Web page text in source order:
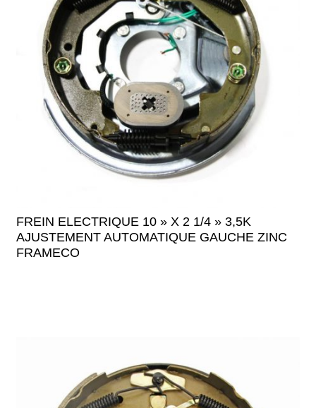
FREIN ELECTRIQUE 10 » X 2 1/4 » 3,5K
AJUSTEMENT AUTOMATIQUE GAUCHE ZINC
FRAMECO